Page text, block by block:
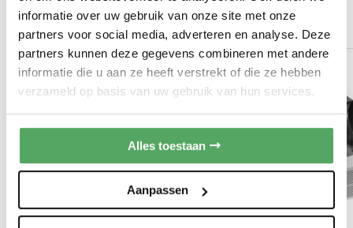
informatie over uw gebruik van onze site met onze
partners voor social media, adverteren en analyse. Deze
partners kunnen deze gegevens combineren met andere
informatie die u aan ze heeft verstrekt of die ze hebben
verzameld op basis van uw gebruik van hun services.
Alles toestaan
Aanpassen
Geleverd nieuw in doos incl. volledige garantie en handleiding,
echter zonder afvoermateriaal.
Levertijd Op bestelling leverbaar
Unieke eigenschappen
HoodControl
Naloopstand
Bediening Elektronisch
Kleur RVS Roestvrijstaal
HEEFT U HIER AL AAN GEDACHT?